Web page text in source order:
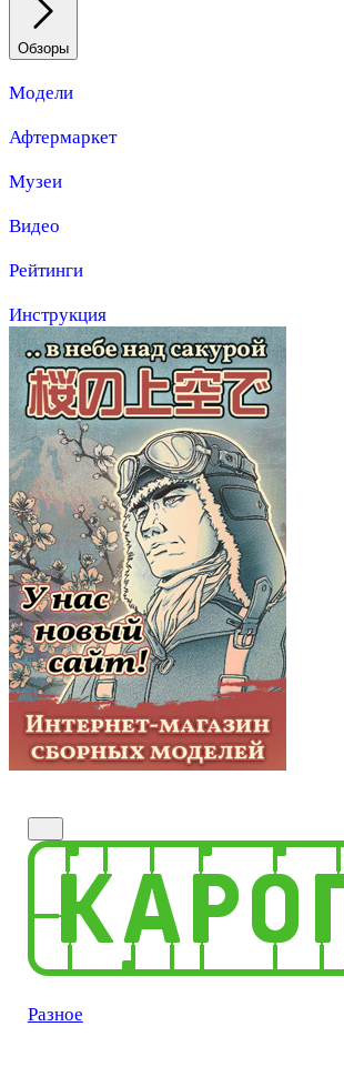
Обзоры
Модели
Афтермаркет
Музеи
Видео
Рейтинги
Инструкция
Разное